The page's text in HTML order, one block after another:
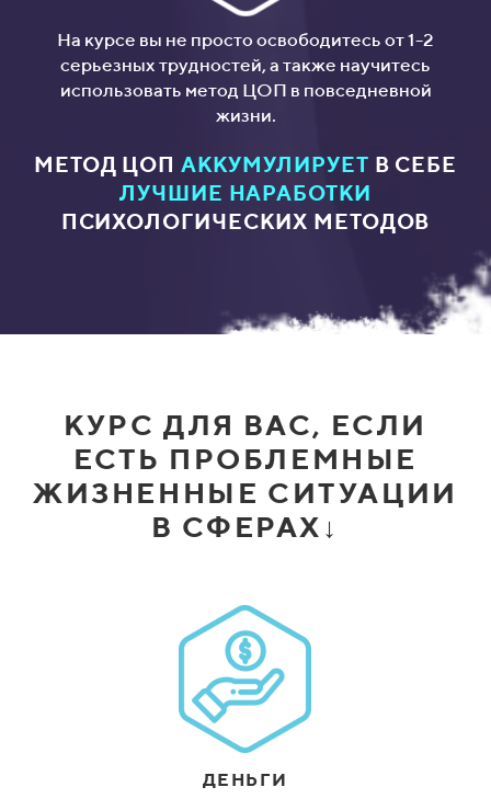
На курсе вы не просто освободитесь от 1-2
серьезных трудностей, а также научитесь
использовать метод ЦОП в повседневной
жизни.
МЕТОД ЦОПАККУМУЛИРУЕТ В СЕБЕ
ЛУЧШИЕ НАРАБОТКИ
ПСИХОЛОГИЧЕСКИХ МЕТОДОВ
КУРС ДЛЯ ВАС, ЕСЛИ
ЕСТЬ ПРОБЛЕМНЫЕ
ЖИЗНЕННЫЕ СИТУАЦИИ
В СФЕРАХ↓
ДЕНЬГИ